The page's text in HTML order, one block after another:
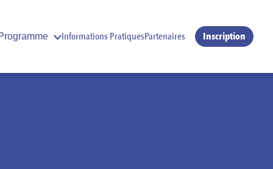
Informations PratiquesPartenaires Inscription